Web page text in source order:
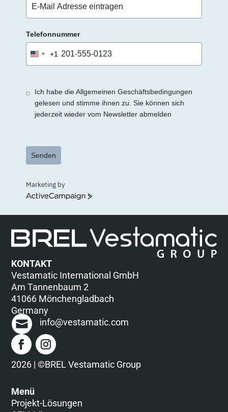
Telefonnummer
United
States
+1
Ich habe die Allgemeinen Geschäftsbedingungen
gelesen und stimme ihnen zu. Sie können sich
jederzeit wieder vom Newsletter abmelden
Senden
Marketing by
ActiveCampaign
KONTAKT
Vestamatic International GmbH
Am Tannenbaum 2
41066 Mönchengladbach
Germany
info@vestamatic.com
2026 | ©BREL Vestamatic Group
Menü
Projekt-Lösungen